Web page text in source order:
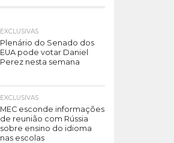
EXCLUSIVAS
Plenário do Senado dos
EUA pode votar Daniel
Perez nesta semana
EXCLUSIVAS
MEC esconde informações
de reunião com Rússia
sobre ensino do idioma
nas escolas